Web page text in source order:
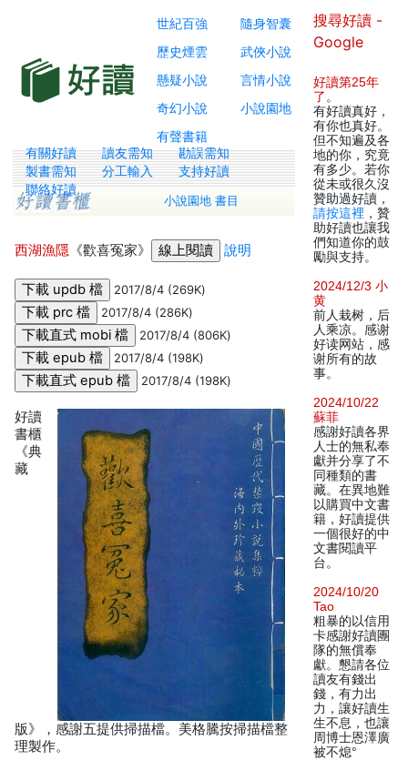
世紀百強
隨身智囊
歷史煙雲
武俠小說
懸疑小說
言情小說
奇幻小說
小說園地
有聲書籍
有關好讀 讀友需知
勘誤需知
製書需知
分工輸入
支持好讀
聯絡好讀
小說園地 書目
西湖漁隱 《歡喜冤家》 說明
2017/8/4 (269K)
2017/8/4 (286K)
2017/8/4 (806K)
2017/8/4 (198K)
2017/8/4 (198K)
好讀
書櫃
《典
藏
版》，感謝五提供掃描檔。美格騰按掃描檔整
理製作。
搜尋好讀 -
Google
好讀第25年
了 。
有好讀真好，
有你也真好。
但不知遍及各
地的你，究竟
有多少。若你
從未或很久沒
贊助過好讀，
請按這裡 ，贊
助好讀也讓我
們知道你的鼓
勵與支持。
2024/12/3 小
黄
前人栽树，后
人乘凉。感谢
好读网站，感
谢所有的故
事。
2024/10/22
蘇菲
感謝好讀各界
人士的無私奉
獻并分享了不
同種類的書
藏。在異地難
以購買中文書
籍，好讀提供
一個很好的中
文書閱讀平
台。
2024/10/20
Tao
粗暴的以信用
卡感謝好讀團
隊的無償奉
獻。懇請各位
讀友有錢出
錢，有力出
力，讓好讀生
生不息，也讓
周博士恩澤廣
被不熄°